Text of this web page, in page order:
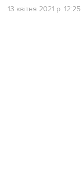
13 квітня 2021 р. 12:25